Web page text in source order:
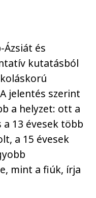
Ázsiát és
kutatásból
jelentés szerint
a helyzet: ott a
a 13 évesek több
a 15 évesek
mint a fiúk, írja